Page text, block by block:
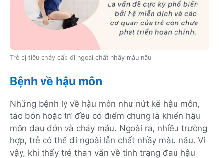
Trẻ bị tiêu chảy cấp đi ngoài chất nhầy màu nâu
Bệnh về hậu môn
Những bệnh lý về hậu môn như nứt kẽ hậu môn,
táo bón hoặc trĩ đều có điểm chung là khiến hậu
môn đau đớn và chảy máu. Ngoài ra, nhiều trường
hợp, trẻ có thể đi ngoài lẫn chất nhầy màu nâu. Vì
vậy, khi thấy trẻ than vãn về tình trạng đau hậu